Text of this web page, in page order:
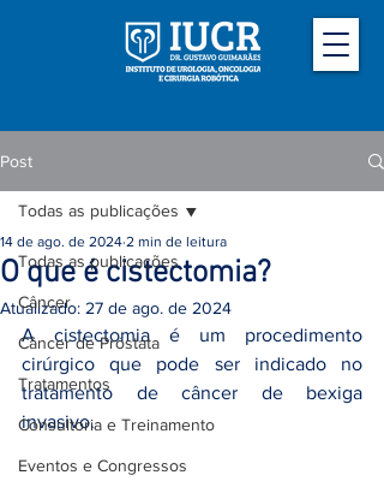
Post
Todas as publicações
Câncer
Câncer de Próstata
Tratamentos
Consultoria e Treinamento
Eventos e Congressos
Todas as publicações
O que é cistectomia?
14 de ago. de 2024 2 min de leitura
Atualizado: 27 de ago. de 2024
A cistectomia é um procedimento
cirúrgico que pode ser indicado no
tratamento de câncer de bexiga
invasivo.